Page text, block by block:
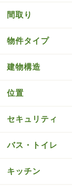
間取り
物件タイプ
建物構造
位置
セキュリティ
バス・トイレ
キッチン